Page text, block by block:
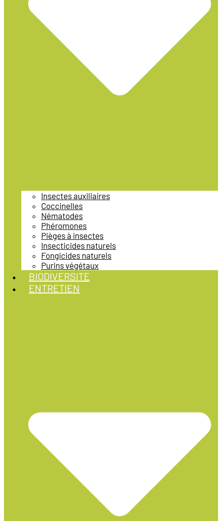
Insectes auxiliaires
Coccinelles
Nématodes
Phéromones
Pièges à insectes
Insecticides naturels
Fongicides naturels
Purins végétaux
BIODIVERSITE
ENTRETIEN